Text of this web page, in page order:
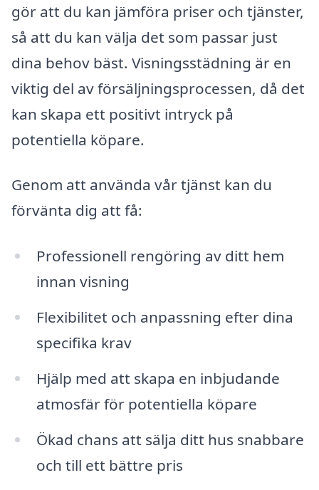
gör att du kan jämföra priser och tjänster,
så att du kan välja det som passar just
dina behov bäst. Visningsstädning är en
viktig del av försäljningsprocessen, då det
kan skapa ett positivt intryck på
potentiella köpare.
Genom att använda vår tjänst kan du
förvänta dig att få:
Professionell rengöring av ditt hem
innan visning
Flexibilitet och anpassning efter dina
specifika krav
Hjälp med att skapa en inbjudande
atmosfär för potentiella köpare
Ökad chans att sälja ditt hus snabbare
och till ett bättre pris